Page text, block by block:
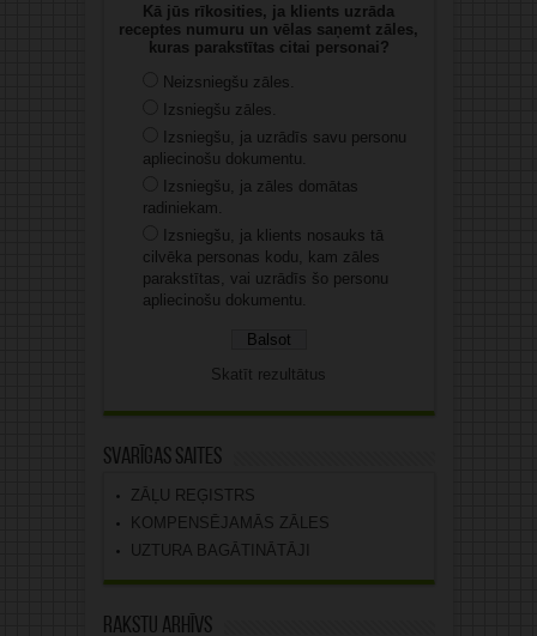
Kā jūs rīkosities, ja klients uzrāda
receptes numuru un vēlas saņemt zāles,
kuras parakstītas citai personai?
Neizsniegšu zāles.
Izsniegšu zāles.
Izsniegšu, ja uzrādīs savu personu
apliecinošu dokumentu.
Izsniegšu, ja zāles domātas
radiniekam.
Izsniegšu, ja klients nosauks tā
cilvēka personas kodu, kam zāles
parakstītas, vai uzrādīs šo personu
apliecinošu dokumentu.
Skatīt rezultātus
Svarīgas saites
ZĀĻU REĢISTRS
KOMPENSĒJAMĀS ZĀLES
UZTURA BAGĀTINĀTĀJI
Rakstu arhīvs